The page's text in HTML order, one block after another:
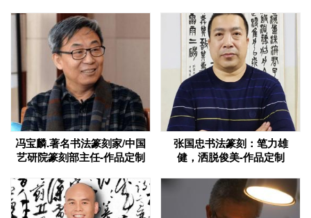
冯宝麟.著名书法篆刻家/中国
艺研院篆刻部主任-作品定制
张国忠书法篆刻：笔力雄
健，洒脱俊美-作品定制